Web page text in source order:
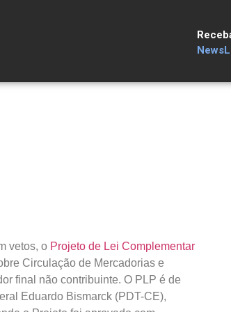
vetos, o Projeto de Lei Complementar
Circulação de Mercadorias e
final não contribuinte. O PLP é de
Eduardo Bismarck (PDT-CE),